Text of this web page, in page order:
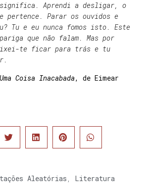
significa. Aprendi a desligar, o
pertence. Parar os ouvidos e
Tu e eu nunca fomos isto. Este
que não falam. Mas por
te ficar para trás e tu
Coisa Inacabada, de Eimear
Aleatórias , Literatura